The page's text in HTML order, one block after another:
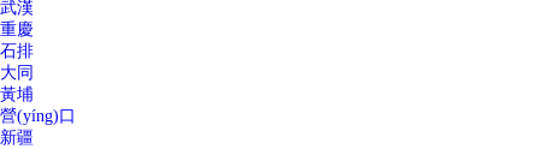
武漢
重慶
石排
大同
黃埔
營(yíng)口
新疆